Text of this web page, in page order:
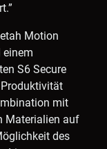
Motion
einem
S6 Secure
mit
Materialien auf
des